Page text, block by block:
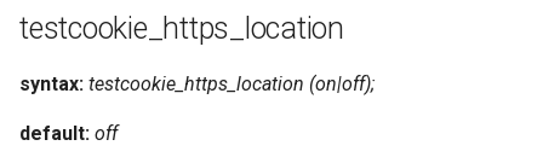
testcookie_https_location
syntax: testcookie_https_location (on|off);
default: off